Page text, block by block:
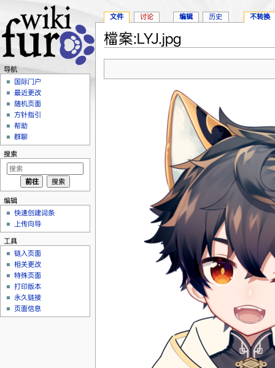
檔案:LYJ.jpg
文件 讨论 编辑 历史 不转换
导航
国际门户
最近更改
随机页面
方针指引
帮助
群聊
搜索
编辑
快速创建词条
上传向导
工具
链入页面
相关更改
特殊页面
打印版本
永久链接
页面信息